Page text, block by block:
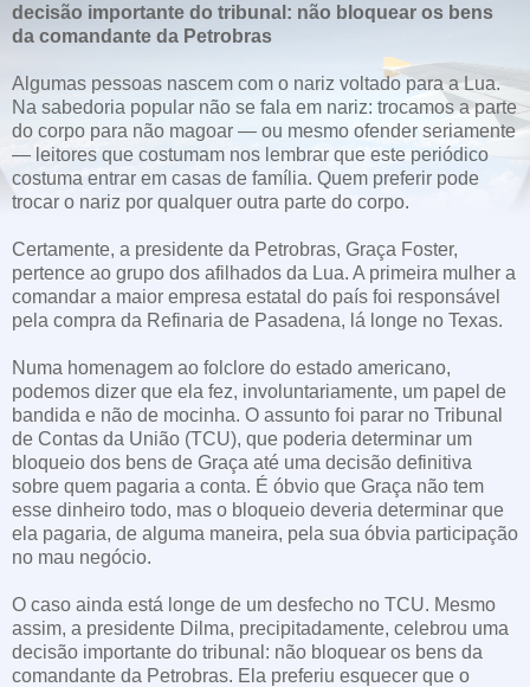
decisão importante do tribunal: não bloquear os bens
da comandante da Petrobras
Algumas pessoas nascem com o nariz voltado para a Lua.
Na sabedoria popular não se fala em nariz: trocamos a parte
do corpo para não magoar — ou mesmo ofender seriamente
— leitores que costumam nos lembrar que este periódico
costuma entrar em casas de família. Quem preferir pode
trocar o nariz por qualquer outra parte do corpo.
Certamente, a presidente da Petrobras, Graça Foster,
pertence ao grupo dos afilhados da Lua. A primeira mulher a
comandar a maior empresa estatal do país foi responsável
pela compra da Refinaria de Pasadena, lá longe no Texas.
Numa homenagem ao folclore do estado americano,
podemos dizer que ela fez, involuntariamente, um papel de
bandida e não de mocinha. O assunto foi parar no Tribunal
de Contas da União (TCU), que poderia determinar um
bloqueio dos bens de Graça até uma decisão definitiva
sobre quem pagaria a conta. É óbvio que Graça não tem
esse dinheiro todo, mas o bloqueio deveria determinar que
ela pagaria, de alguma maneira, pela sua óbvia participação
no mau negócio.
O caso ainda está longe de um desfecho no TCU. Mesmo
assim, a presidente Dilma, precipitadamente, celebrou uma
decisão importante do tribunal: não bloquear os bens da
comandante da Petrobras. Ela preferiu esquecer que o